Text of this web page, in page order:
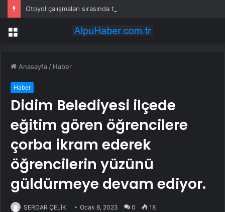
Otoyol çalışmaları sırasında tam 22 bin torba altın çıkarıldı
Menü
Anasayfa / Haber
Haber
Didim Belediyesi ilçede
eğitim gören öğrencilere
çorba ikram ederek
öğrencilerin yüzünü
güldürmeye devam ediyor.
SERDAR ÇELİK Ocak 8, 2023 0 18